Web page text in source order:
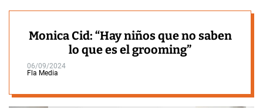
Monica Cid: “Hay niños que no saben
lo que es el grooming”
06/09/2024
Fla Media